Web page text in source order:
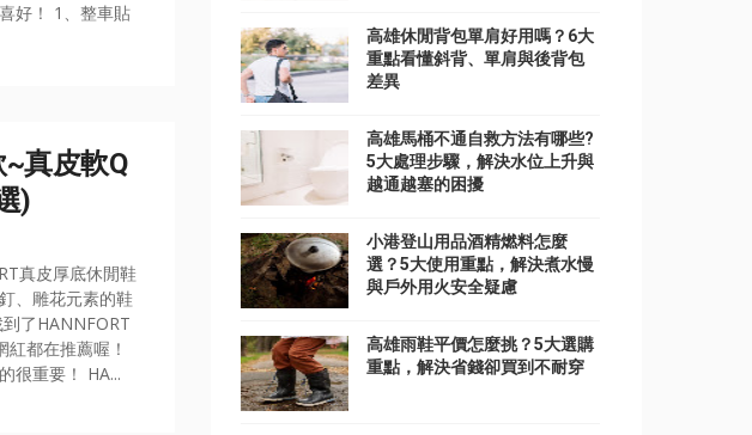
好！ 1、整車貼
真皮軟Q
)
真皮厚底休閒鞋
、雕花元素的鞋
了HANNFORT
都在推薦喔！
很重要！ HA...
高雄休閒背包單肩好用嗎？6大
重點看懂斜背、單肩與後背包
差異
高雄馬桶不通自救方法有哪些?
5大處理步驟，解決水位上升與
越通越塞的困擾
小港登山用品酒精燃料怎麼
選？5大使用重點，解決煮水慢
與戶外用火安全疑慮
高雄雨鞋平價怎麼挑？5大選購
重點，解決省錢卻買到不耐穿